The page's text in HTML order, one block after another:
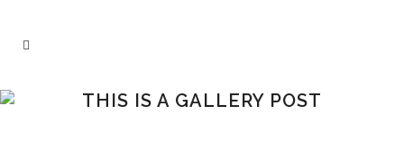
THIS IS A GALLERY POST